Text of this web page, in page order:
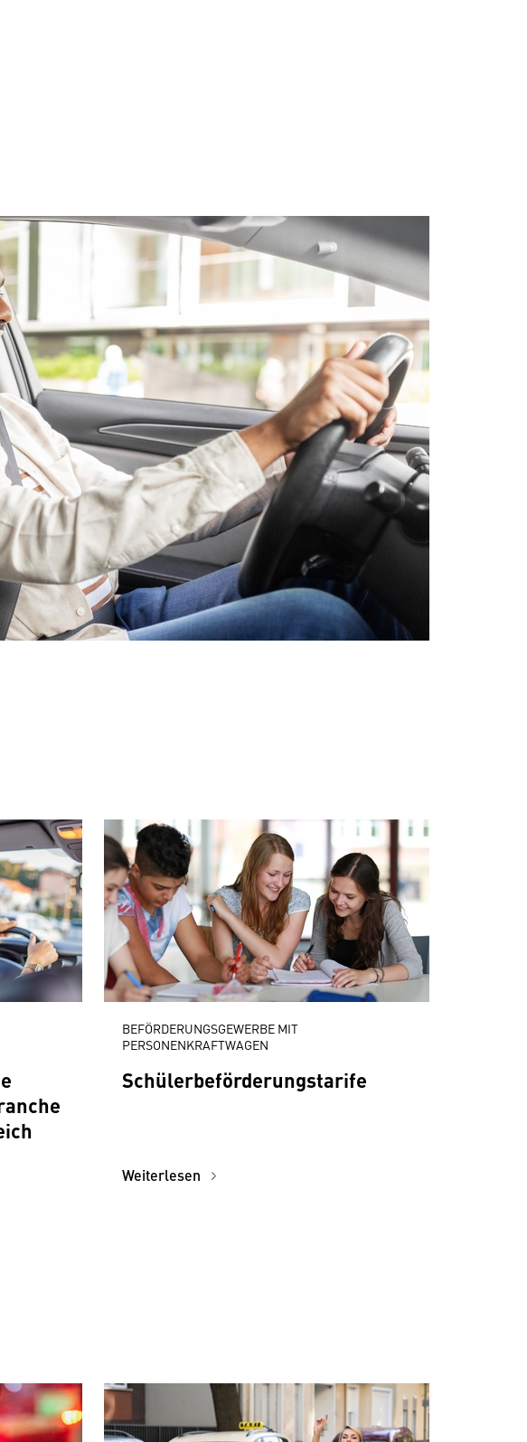
BEFÖRDERUNGSGEWERBE MIT
PERSONENKRAFTWAGEN
Schülerbeförderungstarife
Weiterlesen